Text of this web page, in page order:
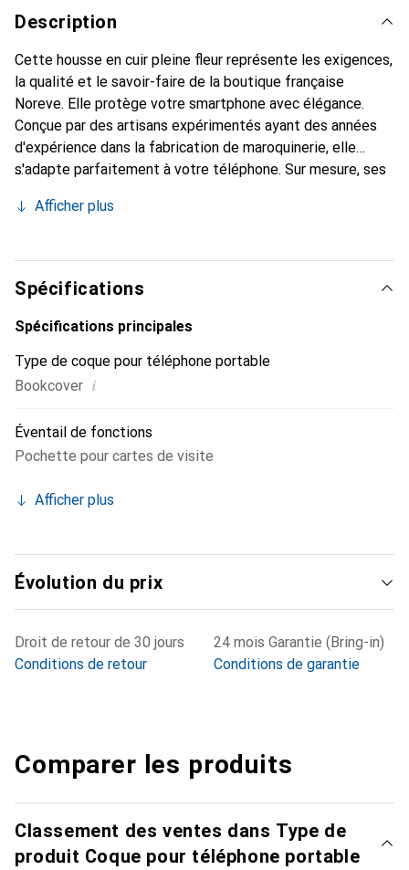
Description
Cette housse en cuir pleine fleur représente les exigences,
la qualité et le savoir-faire de la boutique française
Noreve. Elle protège votre smartphone avec élégance.
Conçue par des artisans expérimentés ayant des années
d'expérience dans la fabrication de maroquinerie, elle
s'adapte parfaitement à votre téléphone. Sur mesure, ses
peau. Elle devient l'accessoire chic et indispensable pour
produits de haute qualité, la marque Noreve est un choix
fiable pour une clientèle exigeante.
Afficher plus
Spécifications
Spécifications principales
Type de coque pour téléphone portable
Bookcover i
Éventail de fonctions
Pochette pour cartes de visite
Afficher plus
Évolution du prix
Droit de retour de 30 jours
Conditions de retour
24 mois Garantie (Bring-in)
Conditions de garantie
Comparer les produits
Classement des ventes dans Type de
produit Coque pour téléphone portable